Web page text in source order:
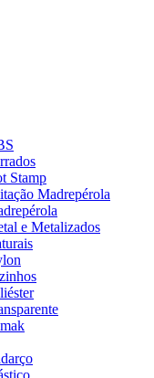
Stamp
Madrepérola
e Metalizados